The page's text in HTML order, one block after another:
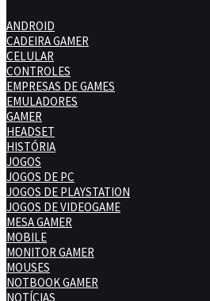
ANDROID
CADEIRA GAMER
CELULAR
CONTROLES
EMPRESAS DE GAMES
EMULADORES
GAMER
HEADSET
HISTÓRIA
JOGOS
JOGOS DE PC
JOGOS DE PLAYSTATION
JOGOS DE VIDEOGAME
MESA GAMER
MOBILE
MONITOR GAMER
MOUSES
NOTBOOK GAMER
NOTÍCIAS